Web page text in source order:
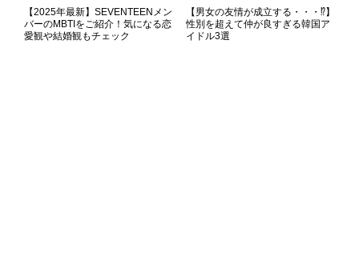
【2025年最新】SEVENTEENメン
バーのMBTIをご紹介！気になる恋
愛観や結婚観もチェック
【男女の友情が成立する・・・⁉】
性別を超えて仲が良すぎる韓国ア
イドル3選